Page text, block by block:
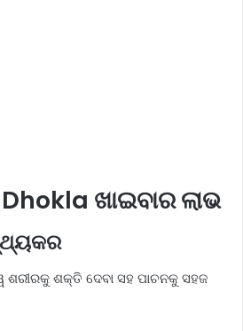
ଖାଇବାର ଲାଭ
ଶକ୍ତି ଦେବା ସହ ପାଚନକୁ ସହଜ